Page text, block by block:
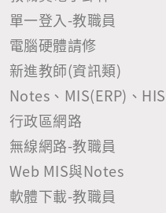
作法 ? Ａ： 一、考量危
核定廠商清單效益有限，
協調平臺與各機關溝通，
限制使用事宜 。 二、現
書長109年12月18日院臺
禁止使用及採購大陸廠牌
服務），其相關注意事項如下： 1.大陸廠牌
共工程委員會107年12月
號函所稱「大陸地區廠商
分廠商」及「在臺陸資廠
機關於辦理採購案時，如
單一登入-教職員
電腦硬體請修
新進教師(資訊類)
Notes、MIS(ERP)、HIS
行政區網路
無線網路-教職員
Web MIS與Notes
軟體下載-教職員